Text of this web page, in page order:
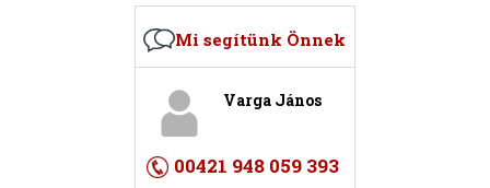
Mi segítünk Önnek
Varga János
00421 948 059 393